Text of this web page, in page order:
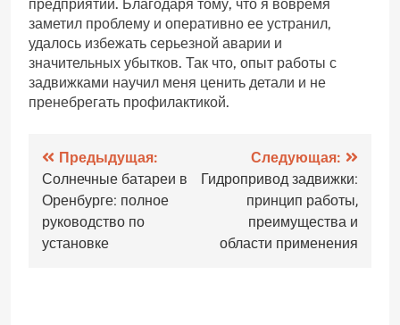
предприятии. Благодаря тому‚ что я вовремя
заметил проблему и оперативно ее устранил‚
удалось избежать серьезной аварии и
значительных убытков. Так что‚ опыт работы с
задвижками научил меня ценить детали и не
пренебрегать профилактикой.
Навигация
по
записям
Предыдущая:
Солнечные батареи в
Оренбурге: полное
руководство по
установке
Следующая:
Гидропривод задвижки:
принцип работы,
преимущества и
области применения